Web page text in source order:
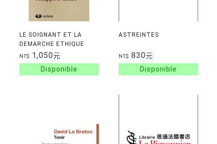
LE SOIGNANT ET LA
DEMARCHE ETHIQUE
NT$ 1,050元
ASTREINTES
NT$ 830元